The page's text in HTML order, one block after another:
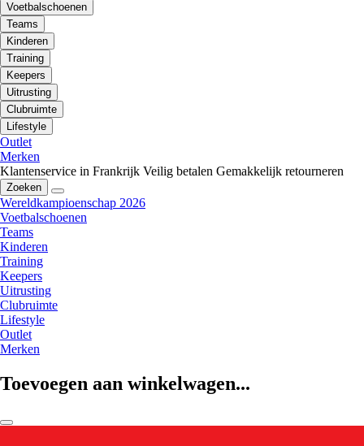
Voetbalschoenen
Teams
Kinderen
Training
Keepers
Uitrusting
Clubruimte
Lifestyle
Outlet
Merken
Klantenservice in Frankrijk Veilig betalen Gemakkelijk retourneren
Zoeken
Wereldkampioenschap 2026
Voetbalschoenen
Teams
Kinderen
Training
Keepers
Uitrusting
Clubruimte
Lifestyle
Outlet
Merken
Toevoegen aan winkelwagen...